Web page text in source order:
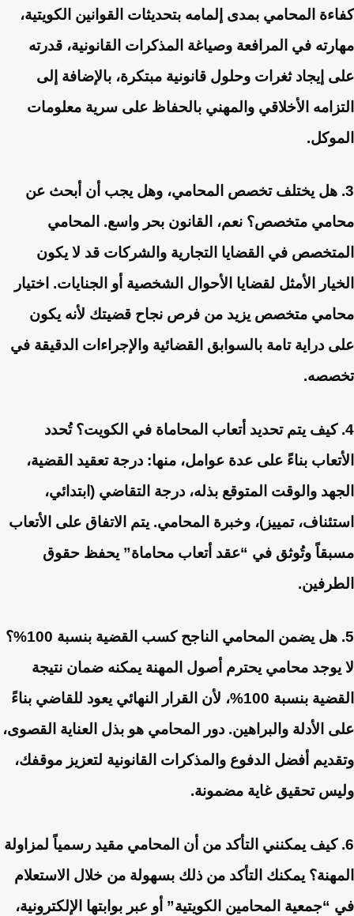
كفاءة المحامي بمدى إلمامه بتحديثات القوانين الكويتية،
مهارته في المرافعة وصياغة المذكرات القانونية، قدرته
على إيجاد ثغرات وحلول قانونية مبتكرة، بالإضافة إلى
التزامه الأخلاقي والمهني بالحفاظ على سرية معلومات
الموكل.
3. هل يختلف تخصص المحامي، وهل يجب أن أبحث عن
محامي متخصص؟ نعم، القانون بحر واسع. المحامي
المتخصص في القضايا التجارية والشركات قد لا يكون
الخيار الأمثل لقضايا الأحوال الشخصية أو الجنايات. اختيار
محامي متخصص يزيد من فرص نجاح قضيتك لأنه يكون
على دراية تامة بالسوابق القضائية والإجراءات الدقيقة في
تخصصه.
4. كيف يتم تحديد أتعاب المحاماة في الكويت؟
تُحدد
الأتعاب بناءً على عدة عوامل، منها: درجة تعقيد القضية،
الجهد والوقت المتوقع بذله، درجة التقاضي (ابتدائي،
استئناف، تمييز)، وخبرة المحامي. يتم الاتفاق على الأتعاب
مسبقاً وتُوثق في “عقد أتعاب محاماة” يحفظ حقوق
الطرفين.
5. هل يضمن المحامي الناجح كسب القضية بنسبة 100%؟
لا يوجد محامي يحترم أصول المهنة يمكنه ضمان نتيجة
القضية بنسبة 100%، لأن القرار النهائي يعود للقاضي بناءً
على الأدلة والبراهين. دور المحامي هو بذل العناية القصوى،
وتقديم أفضل الدفوع والمذكرات القانونية لتعزيز موقفك،
وليس تحقيق غاية مضمونة.
6. كيف يمكنني التأكد من أن المحامي مقيد رسمياً لمزاولة
المهنة؟ يمكنك التأكد من ذلك بسهولة من خلال الاستعلام
في “جمعية المحامين الكويتية” أو عبر بوابتها الإلكترونية،